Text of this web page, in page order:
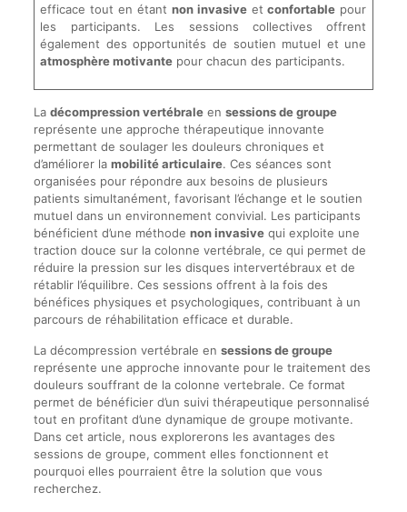
efficace tout en étant non invasiveetconfortable pour
les participants. Les sessions collectives offrent
également des opportunités de soutien mutuel et une
atmosphère motivante pour chacun des participants.
La décompression vertébraleen sessions de groupe
représente une approche thérapeutique innovante
permettant de soulager les douleurs chroniques et
d’améliorer la mobilité articulaire. Ces séances sont
organisées pour répondre aux besoins de plusieurs
patients simultanément, favorisant l’échange et le soutien
mutuel dans un environnement convivial. Les participants
bénéficient d’une méthode non invasivequi exploite une
traction douce sur la colonne vertébrale, ce qui permet de
réduire la pression sur les disques intervertébraux et de
rétablir l’équilibre. Ces sessions offrent à la fois des
bénéfices physiques et psychologiques, contribuant à un
parcours de réhabilitation efficace et durable.
La décompression vertébrale en sessions de groupe
représente une approche innovante pour le traitement des
douleurs souffrant de la colonne vertebrale. Ce format
permet de bénéficier d’un suivi thérapeutique personnalisé
tout en profitant d’une dynamique de groupe motivante.
Dans cet article, nous explorerons les avantages des
sessions de groupe, comment elles fonctionnent et
pourquoi elles pourraient être la solution que vous
recherchez.